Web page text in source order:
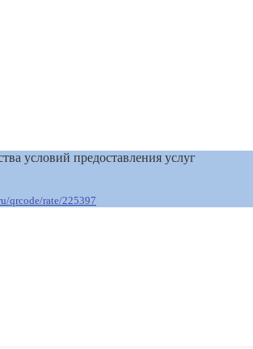
условий предоставления услуг
qrcode/rate/225397